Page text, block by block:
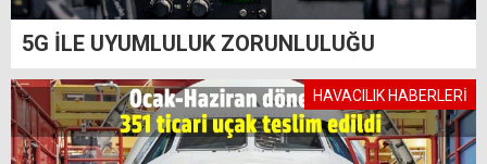
5G İLE UYUMLULUK ZORUNLULUĞU
HAVACILIK HABERLERİ